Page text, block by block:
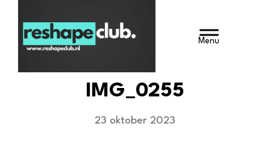
naar
de
inhoud
IMG_0255
23 oktober 2023